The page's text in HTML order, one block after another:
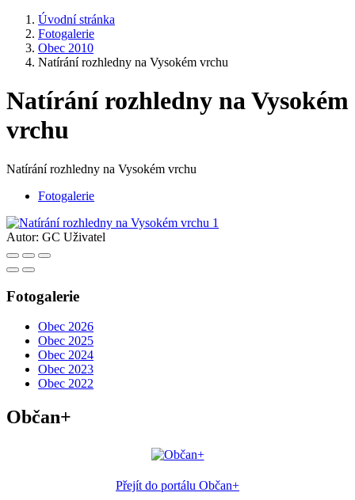
Úvodní stránka
Fotogalerie
Obec 2010
Natírání rozhledny na Vysokém vrchu
Natírání rozhledny na Vysokém
vrchu
Natírání rozhledny na Vysokém vrchu
Fotogalerie
Autor: GC Uživatel
Fotogalerie
Obec 2026
Obec 2025
Obec 2024
Obec 2023
Obec 2022
Občan+
Přejít do portálu Občan+